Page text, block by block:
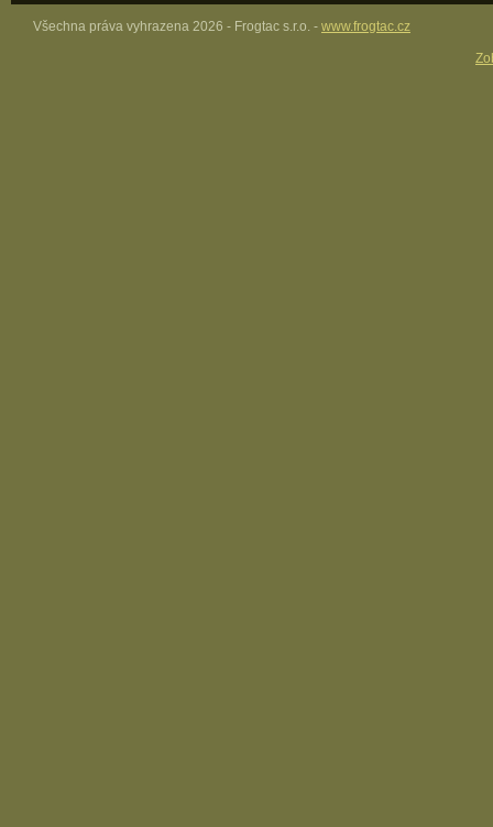
Všechna práva vyhrazena 2026 - Frogtac s.r.o. - www.frogtac.cz